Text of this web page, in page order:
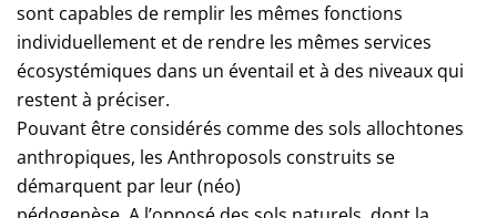
sont capables de remplir les mêmes fonctions
individuellement et de rendre les mêmes services
écosystémiques dans un éventail et à des niveaux qui
restent à préciser.
Pouvant être considérés comme des sols allochtones
anthropiques, les Anthroposols construits se
démarquent par leur (néo)